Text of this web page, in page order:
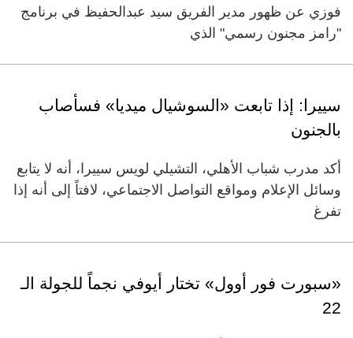
فوزي عن ظهور مدير الفريق سيد عبدالحفيظ في برنامج
"رامز مجنون رسمي" الذي
سييرا: إذا تابعت «السوشيال ميديا» فسأصاب
بالجنون
أكد مدرب شباب الأهلي، التشيلي لويس سييرا، أنه لا يتابع
وسائل الإعلام ومواقع التواصل الاجتماعي، لافتاً إلى أنه إذا
تفرغ
«سبورت فور أوول» تختار أيوفي نجماً للجولة الـ
22